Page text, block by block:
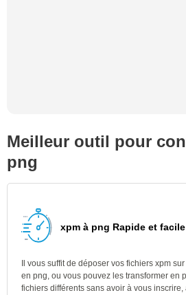
Meilleur outil pour
png
xpm à png Rapide et facile
Il vous suffit de déposer vos fichiers xpm
en png, ou vous pouvez les transformer en
fichiers différents sans avoir à vous